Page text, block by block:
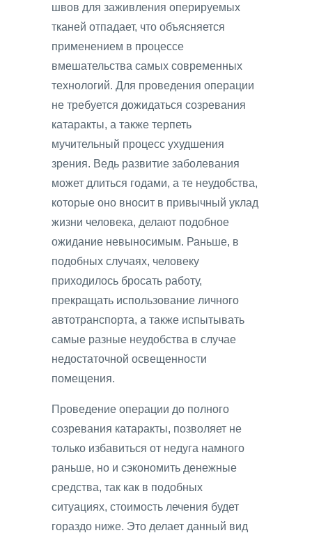
швов для заживления оперируемых
тканей отпадает, что объясняется
применением в процессе
вмешательства самых современных
технологий. Для проведения операции
не требуется дожидаться созревания
катаракты, а также терпеть
мучительный процесс ухудшения
зрения. Ведь развитие заболевания
может длиться годами, а те неудобства,
которые оно вносит в привычный уклад
жизни человека, делают подобное
ожидание невыносимым. Раньше, в
подобных случаях, человеку
приходилось бросать работу,
прекращать использование личного
автотранспорта, а также испытывать
самые разные неудобства в случае
недостаточной освещенности
помещения.
Проведение операции до полного
созревания катаракты, позволяет не
только избавиться от недуга намного
раньше, но и сэкономить денежные
средства, так как в подобных
ситуациях, стоимость лечения будет
гораздо ниже. Это делает данный вид